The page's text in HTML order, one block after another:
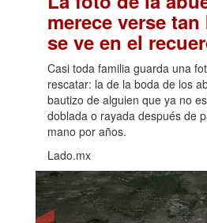
merece verse
se ve en el
Casi toda familia guarda una
rescatar: la de la boda de los
bautizo de alguien que ya no
doblada o rayada después de
mano por años.
Lado.mx